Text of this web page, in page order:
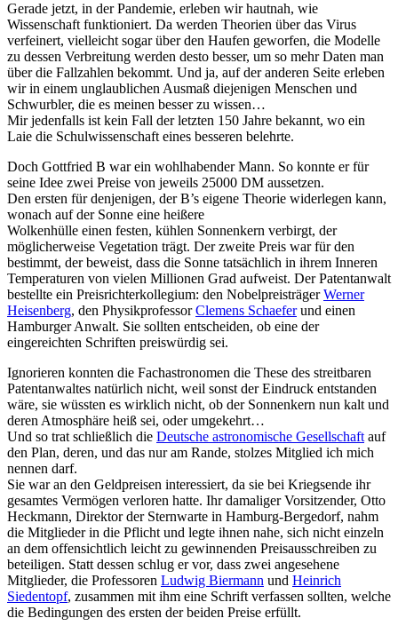
Gerade jetzt, in der Pandemie, erleben wir hautnah, wie
Wissenschaft funktioniert. Da werden Theorien über das Virus
verfeinert, vielleicht sogar über den Haufen geworfen, die Modelle
zu dessen Verbreitung werden desto besser, um so mehr Daten man
über die Fallzahlen bekommt. Und ja, auf der anderen Seite erleben
wir in einem unglaublichen Ausmaß diejenigen Menschen und
Schwurbler, die es meinen besser zu wissen…
Mir jedenfalls ist kein Fall der letzten 150 Jahre bekannt, wo ein
Laie die Schulwissenschaft eines besseren belehrte.
Doch Gottfried B war ein wohlhabender Mann. So konnte er für
seine Idee zwei Preise von jeweils 25000 DM aussetzen.
Den ersten für denjenigen, der B’s eigene Theorie widerlegen kann,
wonach auf der Sonne eine heißere
Wolkenhülle einen festen, kühlen Sonnenkern verbirgt, der
möglicherweise Vegetation trägt. Der zweite Preis war für den
bestimmt, der beweist, dass die Sonne tatsächlich in ihrem Inneren
Temperaturen von vielen Millionen Grad aufweist. Der Patentanwalt
bestellte ein Preisrichterkollegium: den NobelpreisträgerWerner
Heisenberg, den PhysikprofessorClemens Schaeferund einen
Hamburger Anwalt. Sie sollten entscheiden, ob eine der
eingereichten Schriften preiswürdig sei.
Ignorieren konnten die Fachastronomen die These des streitbaren
Patentanwaltes natürlich nicht, weil sonst der Eindruck entstanden
wäre, sie wüssten es wirklich nicht, ob der Sonnenkern nun kalt und
deren Atmosphäre heiß sei, oder umgekehrt…
Und so trat schließlich die Deutsche astronomische Gesellschaft auf
den Plan, deren, und das nur am Rande, stolzes Mitglied ich mich
nennen darf.
Sie war an den Geldpreisen interessiert, da sie bei Kriegsende ihr
gesamtes Vermögen verloren hatte. Ihr damaliger Vorsitzender, Otto
Heckmann, Direktor der Sternwarte in Hamburg-Bergedorf, nahm
die Mitglieder in die Pflicht und legte ihnen nahe, sich nicht einzeln
an dem offensichtlich leicht zu gewinnenden Preisausschreiben zu
beteiligen. Statt dessen schlug er vor, dass zwei angesehene
Mitglieder, die Professoren Ludwig Biermann und Heinrich
Siedentopf, zusammen mit ihm eine Schrift verfassen sollten, welche
die Bedingungen des ersten der beiden Preise erfüllt.